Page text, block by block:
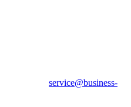
service@business-